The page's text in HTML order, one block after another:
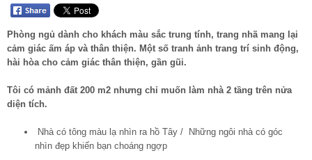
Phòng ngủ dành cho khách màu sắc trung tính, trang nhã mang lại
cảm giác ấm áp và thân thiện. Một số tranh ảnh trang trí sinh động,
hài hòa cho cảm giác thân thiện, gần gũi.
Tôi có mảnh đất 200 m2 nhưng chỉ muốn làm nhà 2 tầng trên nửa
diện tích.
Nhà có tông màu lạ nhìn ra hồ Tây /
Những ngôi nhà có góc
nhìn đẹp khiến bạn choáng ngợp